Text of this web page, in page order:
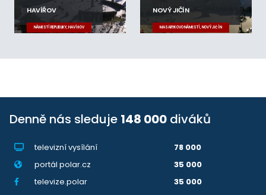
HAVÍŘOV
NÁMĚSTÍ REPUBLIKY, HAVÍŘOV
NOVÝ JIČÍN
MASARYKOVO NÁMĚSTÍ, NOVÝ JIČÍN
Denně nás sleduje 148 000 diváků
televizní vysílání
78 000
portál polar.cz
35 000
televize.polar
35 000